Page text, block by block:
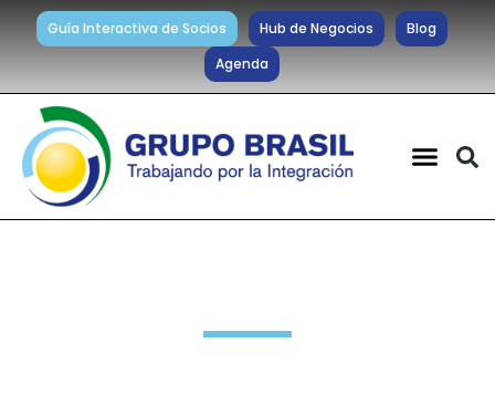
Guía Interactiva de Socios Hub de Negocios
Blog
Agenda